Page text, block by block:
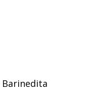
Barinedita